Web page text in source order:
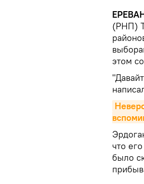
(РНП)
этом
что
было